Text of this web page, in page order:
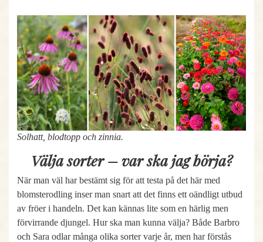
Solhatt, blodtopp och zinnia.
Välja sorter – var ska jag börja?
När man väl har bestämt sig för att testa på det här med
blomsterodling inser man snart att det finns ett oändligt utbud
av fröer i handeln. Det kan kännas lite som en härlig men
förvirrande djungel. Hur ska man kunna välja? Både Barbro
och Sara odlar många olika sorter varje år, men har förstås